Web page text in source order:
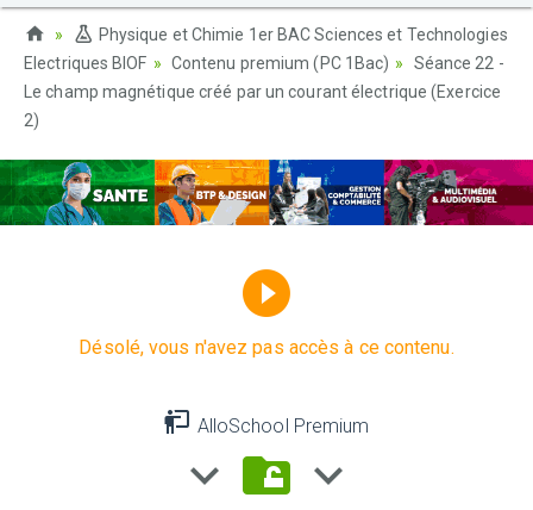
Physique et Chimie 1er BAC Sciences et Technologies
Electriques BIOF
Contenu premium (PC 1Bac)
Séance 22 -
Le champ magnétique créé par un courant électrique (Exercice
2)
Désolé, vous n'avez pas accès à ce contenu.
AlloSchool Premium